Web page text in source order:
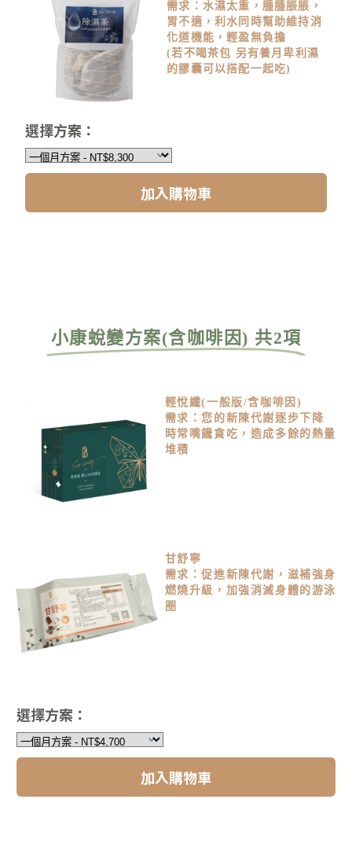
需求：水濕太重，腫腫脹脹，
胃不適，利水同時幫助維持消
化道機能，輕盈無負擔
(若不喝茶包 另有養月卑利濕
的膠囊可以搭配一起吃)
選擇方案：
加入購物車
小康蛻變方案(含咖啡因) 共2項
輕悅纖(一般版/含咖啡因)
需求：您的新陳代謝逐步下降
時常嘴饞貪吃，造成多餘的熱量
堆積
甘舒寧
需求：促進新陳代謝，滋補強身
燃燒升級，加強消滅身體的游泳
圈
選擇方案：
加入購物車